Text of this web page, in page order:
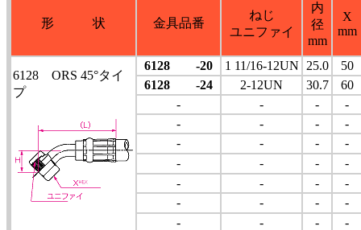
形 状 金具品番
ねじ
ユニファイ
内
径
mm
X
mm
6128 ORS 45°タイ
プ
6128 -20 1 11/16-12UN 25.0
50
6128 -24
2-12UN 30.7
60
-
- -
-
-
- -
-
-
- -
-
-
- -
-
-
- -
-
-
- -
-
-
- - -